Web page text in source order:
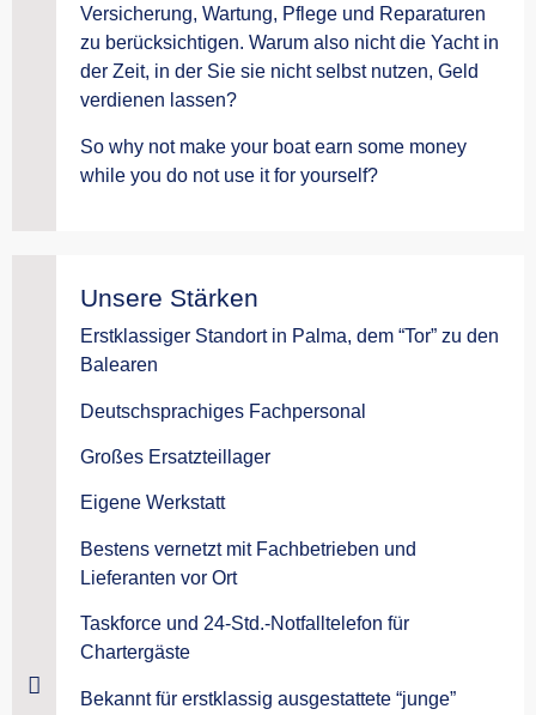
Versicherung, Wartung, Pflege und Reparaturen
zu berücksichtigen. Warum also nicht die Yacht in
der Zeit, in der Sie sie nicht selbst nutzen, Geld
verdienen lassen?
So why not make your boat earn some money
while you do not use it for yourself?
Unsere Stärken
Erstklassiger Standort in Palma, dem “Tor” zu den
Balearen
Deutschsprachiges Fachpersonal
Großes Ersatzteillager
Eigene Werkstatt
Bestens vernetzt mit Fachbetrieben und
Lieferanten vor Ort
Taskforce und 24-Std.-Notfalltelefon für
Chartergäste
Bekannt für erstklassig ausgestattete “junge”